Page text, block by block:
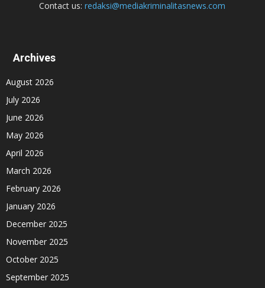
Contact us:redaksi@mediakriminalitasnews.com
Archives
August 2026
July 2026
June 2026
May 2026
April 2026
March 2026
February 2026
January 2026
December 2025
November 2025
October 2025
September 2025